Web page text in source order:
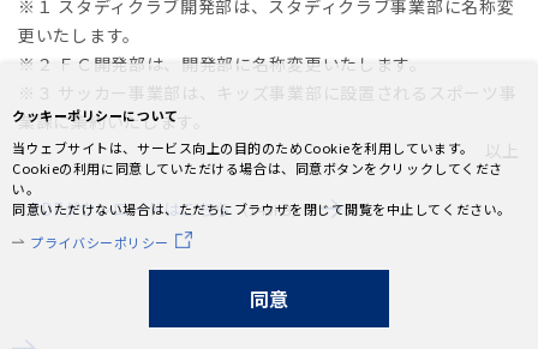
※１ スタディクラブ開発部は、スタディクラブ事業部に名称変
更いたします。
※２ ＦＣ開発部は、開発部に名称変更いたします。
※３ サッカー事業部は、キッズ事業部に設置されるスポーツ事
業課に集約いたします。
以上
PDFダウンロードはこちら （149KB）
クッキーポリシーについて
当ウェブサイトは、サービス向上の目的のためCookieを利用しています。
Cookieの利用に同意していただける場合は、同意ボタンをクリックしてくださ
い。
同意いただけない場合は、ただちにブラウザを閉じて閲覧を中止してください。
プライバシーポリシー
同意